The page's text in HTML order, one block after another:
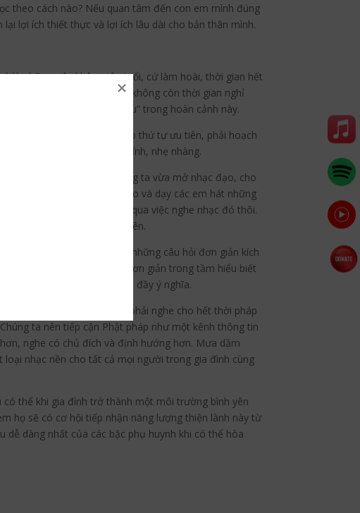
theo cách nào? Nếu quan tâm đến con em mình đúng
lợi ích thiết thực và lợi ích lâu dài cho bản thân mình.
là những việc không tên tuổi, cứ làm hoài, thời gian hết
vật lộn với mớ công việc, không còn thời gian nghỉ
đi rất nhiều nếu ta biết “tu” trong hoàn cảnh này.
chia công việc hợp lý theo thứ tự ưu tiên, phải hoạch
việc khác trong sự điềm tĩnh, nhẹ nhàng.
là vừa làm việc nhà, chúng ta vừa mở nhạc đạo, cho
em nghe các bài nhạc đạo và dạy các em hát những
học giỏi tiếng nước ngoài qua việc nghe nhạc đó thôi.
hồn các em thường xuyên.
cùng ngồi thiền, đưa ra những câu hỏi đơn giản kích
đạo đức
đơn giản trong tầm hiểu biết
và mỗi ngày sống đều tròn đầy ý nghĩa.
cố gồng hay buộc mình phải nghe cho hết thời pháp
ta nên tiếp cận Phật pháp như một kênh thông tin
nghe có chủ đích và định hướng hơn. Mưa dầm
nhạc nền cho tất cả mọi người trong gia đình cùng
thể khi gia đình trở thành một môi trường bình yên
họ sẽ có cơ hội tiếp nhận năng lượng thiện lành này từ
dàng nhất của các bậc phụ huynh khi có thể hòa